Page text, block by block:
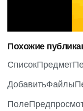
o
u
s
Похожие